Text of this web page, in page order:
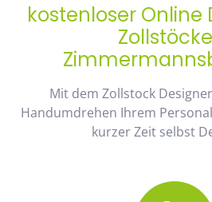
kostenloser Online
Mit dem Zollstock
Handumdrehen Ihrem
kurzer Zeit selbst